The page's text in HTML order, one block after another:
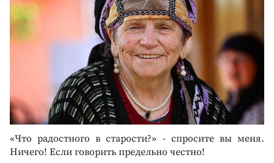
«Что радостного в старости?» - спросите вы меня.
Ничего! Если говорить предельно честно!